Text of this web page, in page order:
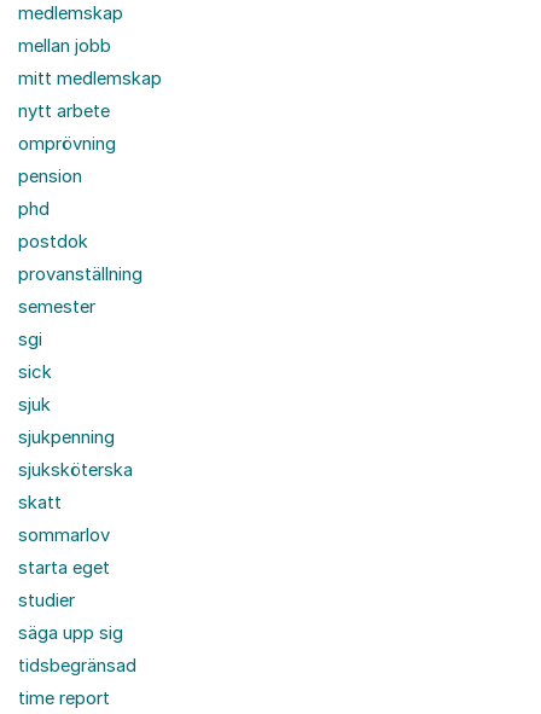
medlemskap
mellan jobb
mitt medlemskap
nytt arbete
omprövning
pension
phd
postdok
provanställning
semester
sgi
sick
sjuk
sjukpenning
sjuksköterska
skatt
sommarlov
starta eget
studier
säga upp sig
tidsbegränsad
time report